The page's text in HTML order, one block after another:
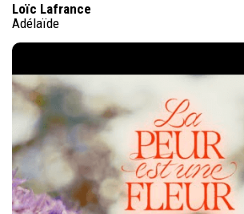
Loïc Lafrance
Adélaïde